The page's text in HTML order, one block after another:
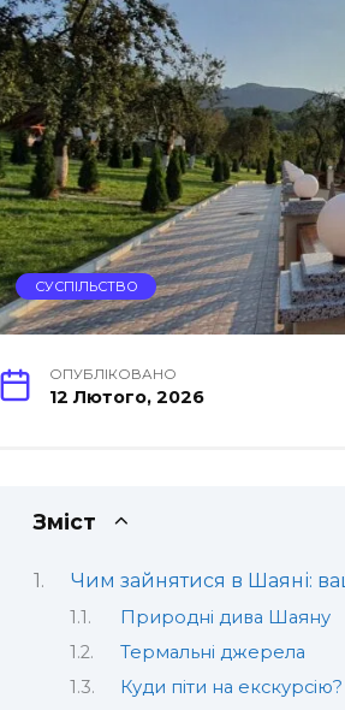
СУСПІЛЬСТВО
ОПУБЛІКОВАНО
12 Лютого, 2026
Зміст
Чим зайнятися в Шаяні:
Природні дива Шаяну
Термальні джерела
Куди піти на екскурсію?